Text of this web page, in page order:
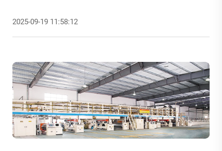
2025-09-19 11:58:12